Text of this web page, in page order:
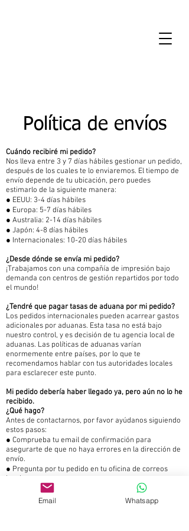
Política de envíos
Cuándo recibiré mi pedido?
Nos lleva entre 3 y 7 días hábiles gestionar un pedido,
después de los cuales te lo enviaremos. El tiempo de
envío depende de tu ubicación, pero puedes
estimarlo de la siguiente manera:
● EEUU: 3-4 días hábiles
● Europa: 5-7 días hábiles
● Australia: 2-14 días hábiles
● Japón: 4-8 días hábiles
● Internacionales: 10-20 días hábiles
¿Desde dónde se envía mi pedido?
¡Trabajamos con una compañía de impresión bajo
demanda con centros de gestión repartidos por todo
el mundo!
¿Tendré que pagar tasas de aduana por mi pedido?
Los pedidos internacionales pueden acarrear gastos
adicionales por aduanas. Esta tasa no está bajo
nuestro control, y es decisión de tu agencia local de
aduanas. Las políticas de aduanas varían
enormemente entre países, por lo que te
recomendamos hablar con tus autoridades locales
para esclarecer este punto.
Mi pedido debería haber llegado ya, pero aún no lo he
recibido.
¿Qué hago?
Antes de contactarnos, por favor ayúdanos siguiendo
estos pasos:
● Comprueba tu email de confirmación para
asegurarte de que no haya errores en la dirección de
envío.
● Pregunta por tu pedido en tu oficina de correos
local.
● Pregunta a tus vecinos por si el transportista les
hubiera dejado tu paquete.
Email Whatsapp